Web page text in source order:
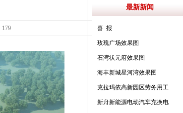
179
最新新闻
喜 报
玫瑰广场效果图
石湾状元府效果图
海丰新城星河湾效果图
克拉玛依高新园区劳务用工
保障园效果图
新舟新能源电动汽车充换电